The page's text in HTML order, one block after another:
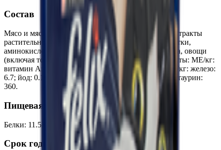
Состав
Мясо и мясные ингредиенты (включая курицу), экстракты
растительного белка, рыба и продукты ее переработки,
аминокислоты, загустители, минеральные вещества, овощи
(включая томаты), сахара, витамины. Микроэлементы: МЕ/кг:
витамин А: 585; витамин Д3: 90; витамин E: 13; мг/кг: железо:
6.7; йод: 0.16; медь: 0.58; марганец: 1.3; цинк: 12.1; таурин:
360.
Пищевая ценность на 100г
Белки: 11.5 2.5Углеводы Калории 75
Срок годности